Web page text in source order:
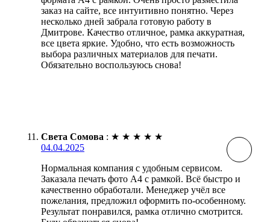
заказ на сайте, все интуитивно понятно. Через
несколько дней забрала готовую работу в
Дмитрове. Качество отличное, рамка аккуратная,
все цвета яркие. Удобно, что есть возможность
выбора различных материалов для печати.
Обязательно воспользуюсь снова!
Света Сомова : ★ ★ ★ ★ ★
04.04.2025
Нормальная компания с удобным сервисом.
Заказала печать фото А4 с рамкой. Всё быстро и
качественно обработали. Менеджер учёл все
пожелания, предложил оформить по-особенному.
Результат понравился, рамка отлично смотрится.